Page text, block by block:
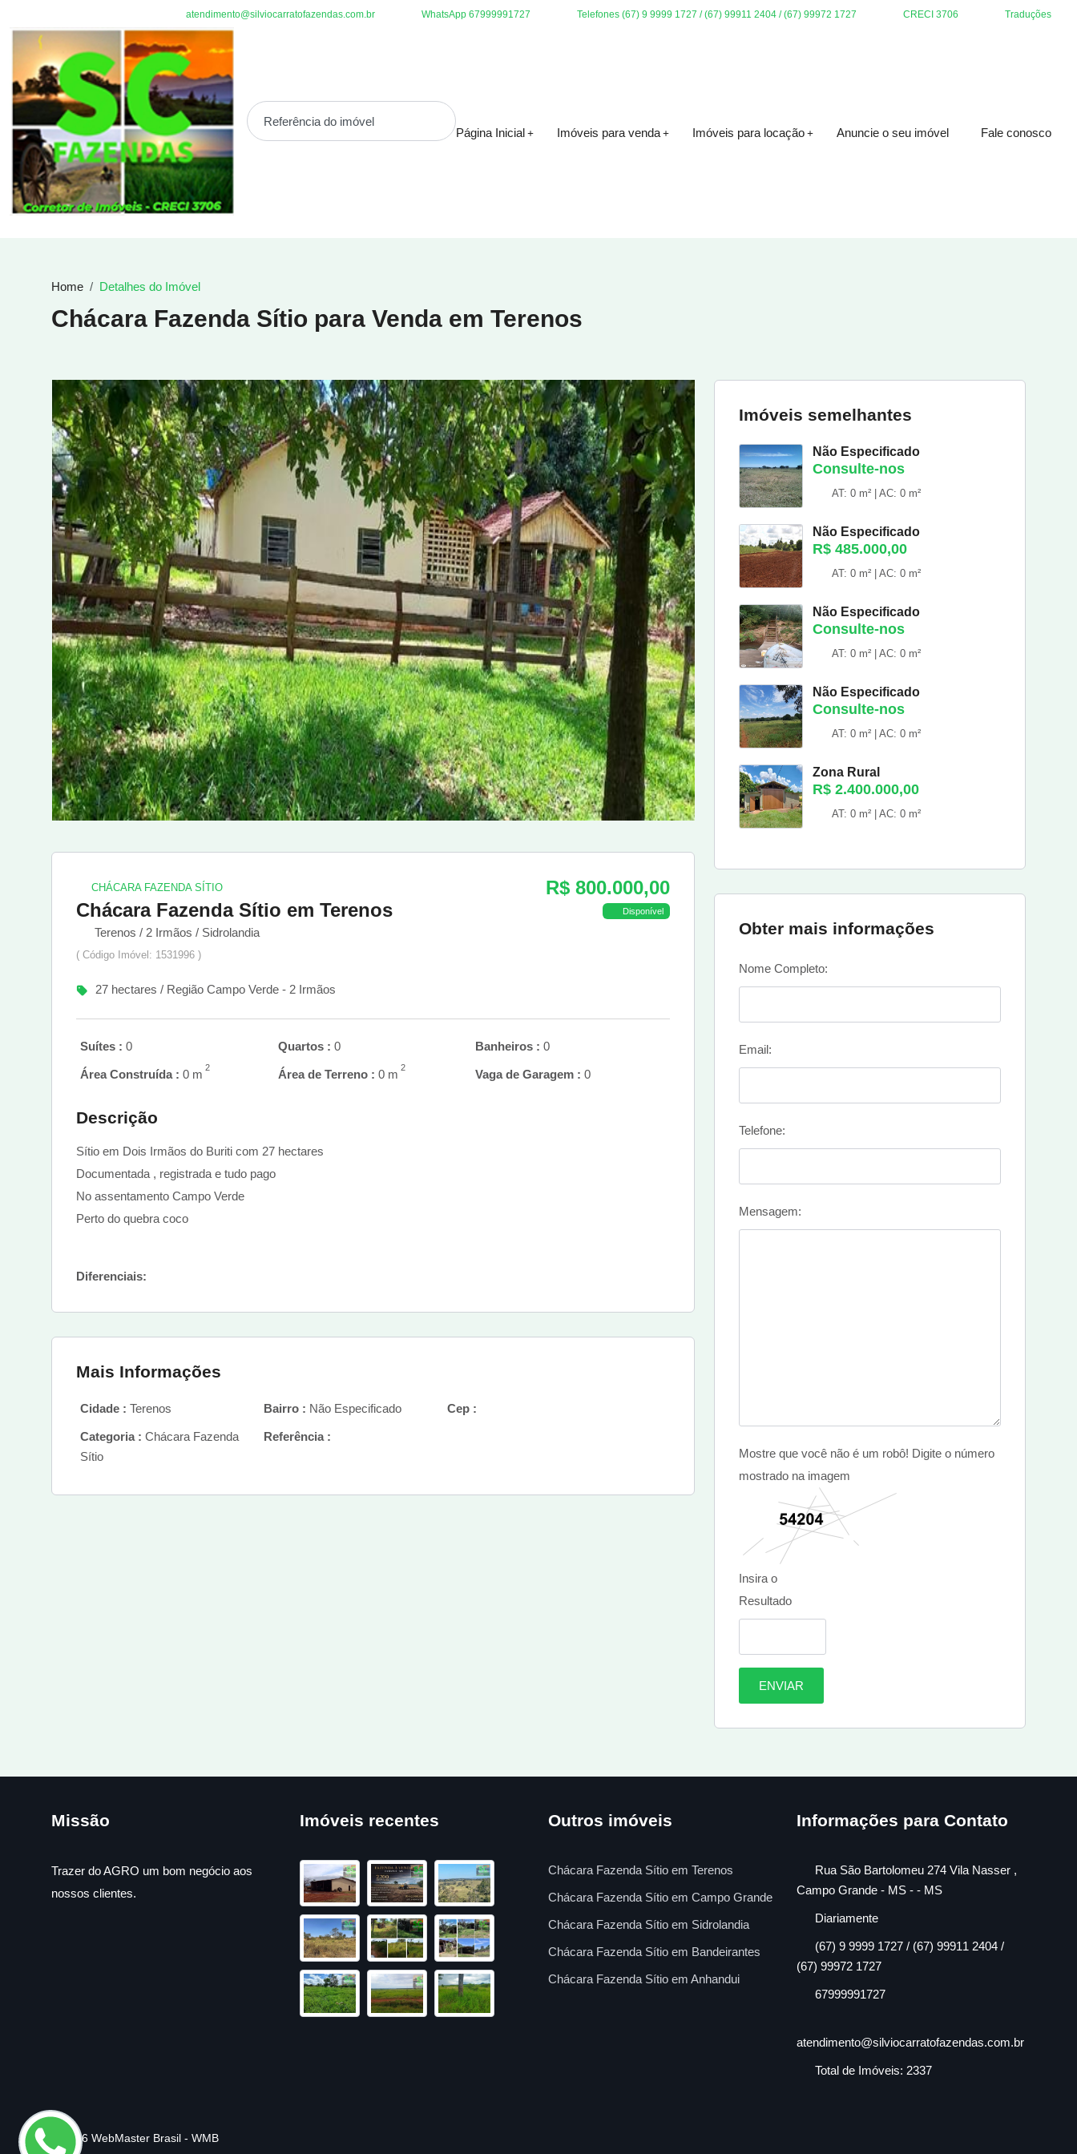
atendimento@silviocarratofazendas.com.br WhatsApp 67999991727 Telefones (67) 9 9999 1727 / (67) 99911 2404 / (67) 99972 1727 CRECI 3706 Traduções
Página Inicial Imóveis para venda Imóveis para locação Anuncie o seu imóvel Fale conosco
Home Detalhes do Imóvel
Chácara Fazenda Sítio para Venda em Terenos
CHÁCARA FAZENDA SÍTIO
Chácara Fazenda Sítio em Terenos
Terenos / 2 Irmãos / Sidrolandia
( Código Imóvel: 1531996 )
R$ 800.000,00
Disponível
27 hectares / Região Campo Verde - 2 Irmãos
Suítes : 0 Quartos : 0 Banheiros : 0
Área Construída : 0 m 2 Área de Terreno : 0 m 2 Vaga de Garagem : 0
Descrição
Sítio em Dois Irmãos do Buriti com 27 hectares
Documentada , registrada e tudo pago
No assentamento Campo Verde
Perto do quebra coco
Diferenciais:
Mais Informações
Cidade : Terenos Bairro : Não Especificado Cep :
Categoria : Chácara Fazenda
Sítio
Referência :
Imóveis semelhantes
Não Especificado
Consulte-nos
AT: 0 m² | AC: 0 m²
Não Especificado
R$ 485.000,00
AT: 0 m² | AC: 0 m²
Não Especificado
Consulte-nos
AT: 0 m² | AC: 0 m²
Não Especificado
Consulte-nos
AT: 0 m² | AC: 0 m²
Zona Rural
R$ 2.400.000,00
AT: 0 m² | AC: 0 m²
Obter mais informações
Nome Completo:
Email:
Telefone:
Mensagem:
Mostre que você não é um robô! Digite o número
mostrado na imagem
Insira o
Resultado
ENVIAR
Missão
Trazer do AGRO um bom negócio aos
nossos clientes.
Imóveis recentes Outros imóveis
Chácara Fazenda Sítio em Terenos
Chácara Fazenda Sítio em Campo Grande
Chácara Fazenda Sítio em Sidrolandia
Chácara Fazenda Sítio em Bandeirantes
Chácara Fazenda Sítio em Anhandui
Informações para Contato
Rua São Bartolomeu 274 Vila Nasser ,
Campo Grande - MS - - MS
Diariamente
(67) 9 9999 1727 / (67) 99911 2404 /
(67) 99972 1727
67999991727
atendimento@silviocarratofazendas.com.br
Total de Imóveis: 2337
© 2026 WebMaster Brasil - WMB